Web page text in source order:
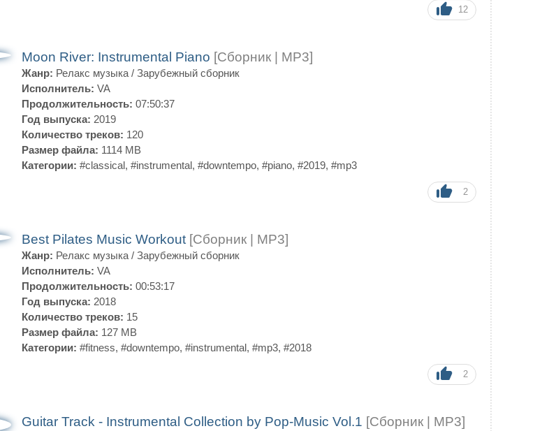
12
Moon River: Instrumental Piano [Сборник | MP3]
Жанр: Релакс музыка / Зарубежный сборник
Исполнитель: VA
Продолжительность: 07:50:37
Год выпуска: 2019
Количество треков: 120
Размер файла: 1114 MB
Категории: #classical, #instrumental, #downtempo, #piano, #2019, #mp3
2
Best Pilates Music Workout [Сборник | MP3]
Жанр: Релакс музыка / Зарубежный сборник
Исполнитель: VA
Продолжительность: 00:53:17
Год выпуска: 2018
Количество треков: 15
Размер файла: 127 MB
Категории: #fitness, #downtempo, #instrumental, #mp3, #2018
2
Guitar Track - Instrumental Collection by Pop-Music Vol.1 [Сборник | MP3]